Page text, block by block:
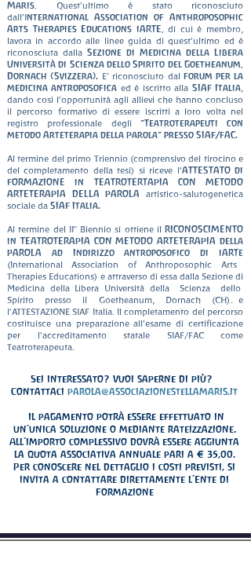
Maris . Quest’ultimo è stato riconosciuto
dall’International Association of Anthroposophic
Arts Therapies Educations iARTE, di cui è membro,
lavora in accordo alle linee guida di quest’ultimo ed è
riconosciuta dalla Sezione di Medicina della Libera
Università di Scienza dello Spirito del Goetheanum,
Dornach (Svizzera). E’ riconosciuto dal forum per la
medicina antroposofica ed è iscritto alla SIAF Italia
dando così l’opportunità agli allievi che hanno concluso
il percorso formativo di essere iscritti a loro volta nel
registro professionale degli “Teatroterapeuti con
metodo Arteterapia della Parola” presso SIAF/FAC.
Al termine del primo Triennio (comprensivo del tirocino e
del completamento della tesi) si riceve l’ATTESTATO di
FORMAZIONE in TEATROTERTAPIA CON METODO
ARTETERAPIA DELLA PAROLA
artistico-salutogenetica
sociale da SIAF Italia.
Al termine del II° Biennio si ottiene il RICONOSCIMENTO
in TEATROTERAPIA CON METODO ARTETERAPIA della
PAROLA ad Indirizzo antroposofico di iARTe
(International Association of Anthroposophic Arts
Therapies Educations) e attraverso di essa dalla Sezione di
Medicina della Libera Università della Scienza dello
Spirito presso il Goetheanum, Dornach (CH). e
l’ATTESTAZIONE SIAF Italia. Il completamento del percorso
costituisce una preparazione all’esame di certificazione
per l’accreditamento statale SIAF/FAC come
Teatroterapeuta.
Sei interessato? Vuoi saperne di più?
Contattaci parola@associazionestellamaris.it
Il pagamento potrà essere effettuato in
un’unica soluzione o mediante rateizzazione.
All’importo complessivo dovrà essere aggiunta
la quota associativa annuale pari a € 35,00.
Per conoscere nel dettaglio i costi previsti, si
invita a contattare direttamente l’Ente di
Formazione